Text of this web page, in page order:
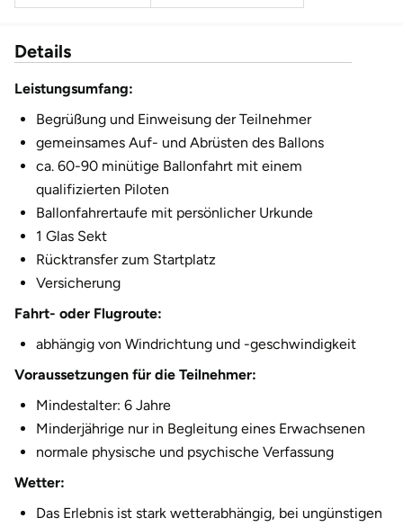
10 Personen 2.155,00 €
12 Personen 2.585,00 €
Details
Leistungsumfang:
Begrüßung und Einweisung der Teilnehmer
gemeinsames Auf- und Abrüsten des Ballons
ca. 60-90 minütige Ballonfahrt mit einem
qualifizierten Piloten
Ballonfahrertaufe mit persönlicher Urkunde
1 Glas Sekt
Rücktransfer zum Startplatz
Versicherung
Fahrt- oder Flugroute:
abhängig von Windrichtung und -geschwindigkeit
Voraussetzungen für die Teilnehmer:
Mindestalter: 6 Jahre
Minderjährige nur in Begleitung eines Erwachsenen
normale physische und psychische Verfassung
Wetter:
Das Erlebnis ist stark wetterabhängig, bei ungünstigen
Fürth
Gelnhausen
Gera
Gersfeld
Gotha
Görlitz
Halle
Hanau